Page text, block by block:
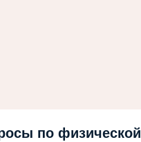
по физической